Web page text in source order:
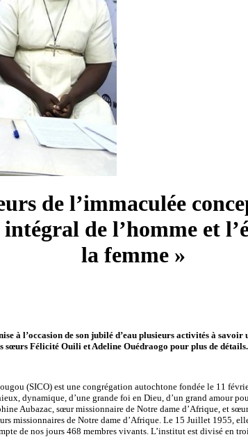
de l’immaculée
de l’homme et
la femme »
à l’occasion de son jubilé d’eau plusieurs activités à
sœurs Félicité Ouili et Adeline Ouédraogo pour plus de
(SICO) est une congrégation autochtone fondée le 11
dynamique, d’une grande foi en Dieu, d’un grand amour
Aubazac, sœur missionnaire de Notre dame d’Afrique, et
missionnaires de Notre dame d’Afrique. Le 15 Juillet 1955,
de nos jours 468 membres vivants. L’institut est divisé en